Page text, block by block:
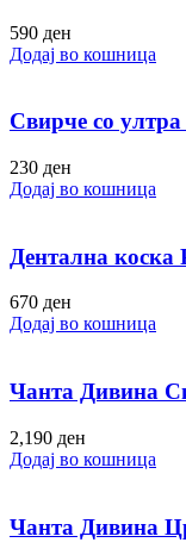
590 ден
Додај во кошница
Свирче со
230 ден
Додај во кошница
Дентална
670 ден
Додај во кошница
Чанта Дивина
2,190 ден
Додај во кошница
Чанта Дивина